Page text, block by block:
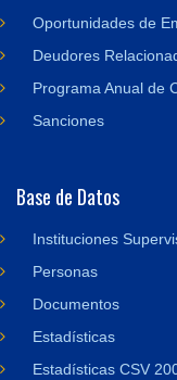
Oportunidades de
Deudores
Programa Anual de
Sanciones
Base de Datos
Instituciones
Personas
Documentos
Estadísticas
Estadísticas CSV